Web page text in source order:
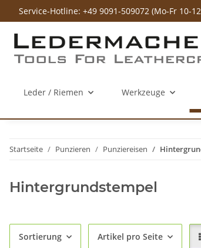
Service-Hotline: +49 9091-509072 (Mo-Fr
Leder / Riemen Werkzeuge
Startseite Punzieren Punziereisen
Hintergrundstempel
Sortierung Artikel pro Seite